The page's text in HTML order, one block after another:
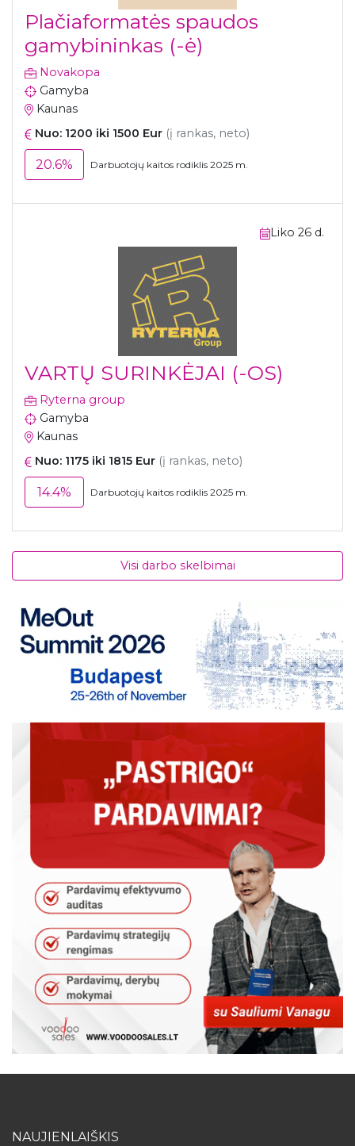
Plačiaformatės spaudos
gamybininkas (-ė)
Novakopa
Gamyba
Kaunas
Nuo: 1200 iki 1500 Eur (į rankas, neto)
20.6% Darbuotojų kaitos rodiklis 2025 m.
Liko 26 d.
VARTŲ SURINKĖJAI (-OS)
Ryterna group
Gamyba
Kaunas
Nuo: 1175 iki 1815 Eur (į rankas, neto)
14.4% Darbuotojų kaitos rodiklis 2025 m.
Visi darbo skelbimai
NAUJIENLAIŠKIS